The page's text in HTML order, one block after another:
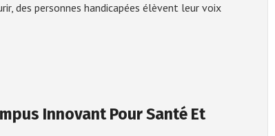
des personnes handicapées élèvent leur voix
Innovant Pour Santé Et